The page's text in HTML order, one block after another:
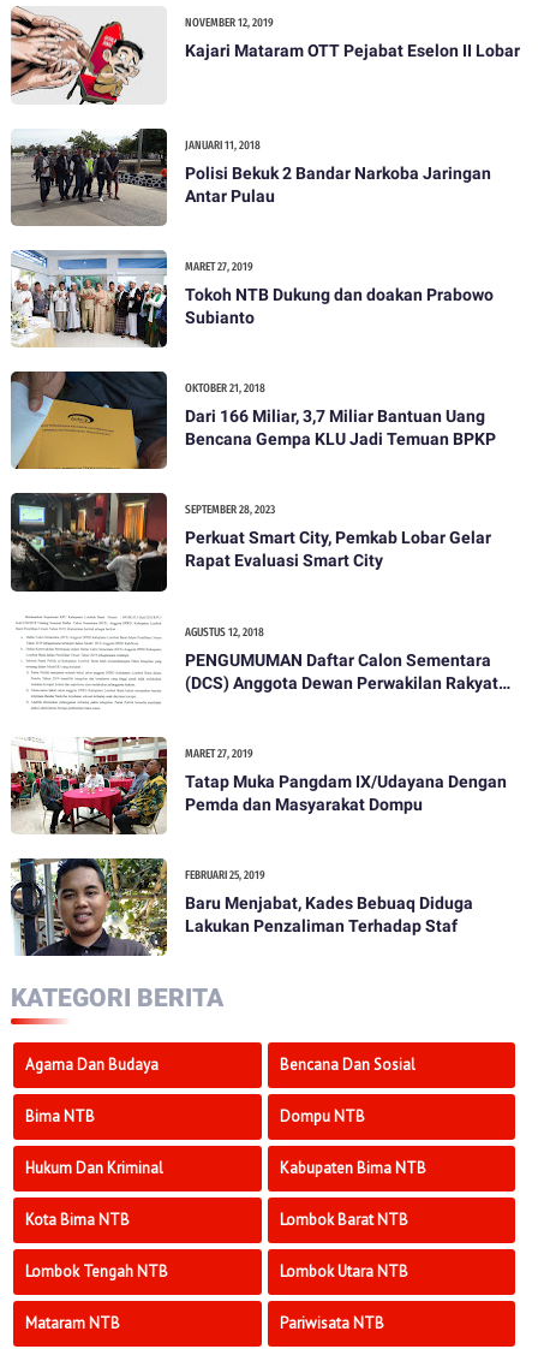
NOVEMBER 12, 2019
Kajari Mataram OTT Pejabat Eselon II Lobar
JANUARI 11, 2018
Polisi Bekuk 2 Bandar Narkoba Jaringan
Antar Pulau
MARET 27, 2019
Tokoh NTB Dukung dan doakan Prabowo
Subianto
OKTOBER 21, 2018
Dari 166 Miliar, 3,7 Miliar Bantuan Uang
Bencana Gempa KLU Jadi Temuan BPKP
SEPTEMBER 28, 2023
Perkuat Smart City, Pemkab Lobar Gelar
Rapat Evaluasi Smart City
AGUSTUS 12, 2018
PENGUMUMAN Daftar Calon Sementara
(DCS) Anggota Dewan Perwakilan Rakyat
MARET 27, 2019
Tatap Muka Pangdam IX/Udayana Dengan
Pemda dan Masyarakat Dompu
FEBRUARI 25, 2019
Baru Menjabat, Kades Bebuaq Diduga
Lakukan Penzaliman Terhadap Staf
KATEGORI BERITA
Agama Dan Budaya Bencana Dan Sosial
Bima NTB Dompu NTB
Hukum Dan Kriminal Kabupaten Bima NTB
Kota Bima NTB Lombok Barat NTB
Lombok Tengah NTB Lombok Utara NTB
Mataram NTB Pariwisata NTB